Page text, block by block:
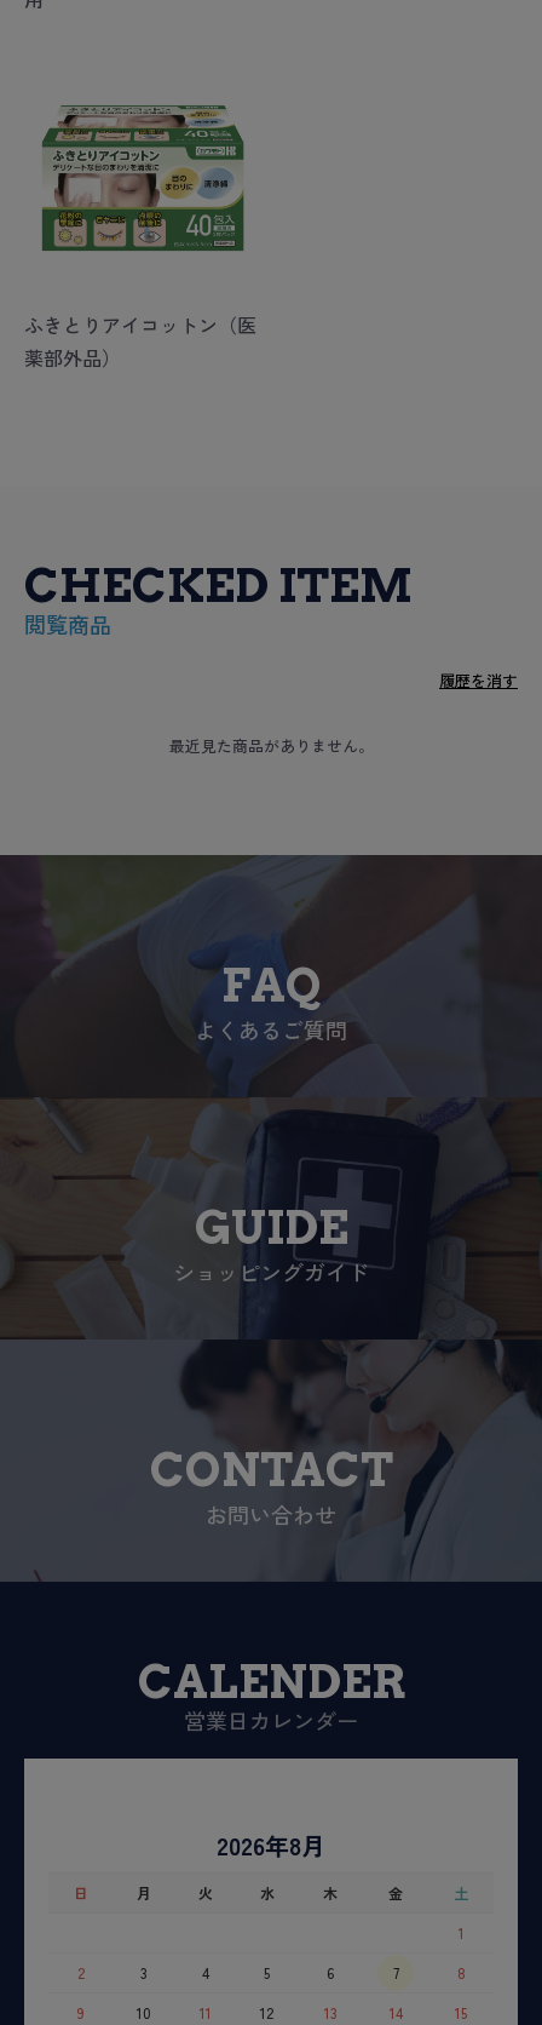
ふきとりアイコットン（医
薬部外品）
CHECKED ITEM
閲覧商品
履歴を消す
最近見た商品がありません。
FAQ
よくあるご質問
GUIDE
ショッピングガイド
CONTACT
お問い合わせ
CALENDER
営業日カレンダー
2026年8月
日 月 火 水 木 金
土
1
2
3 4 5 6 7
8
9
10 11 12 13 14
15